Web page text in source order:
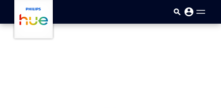
Sari la conținutul principal